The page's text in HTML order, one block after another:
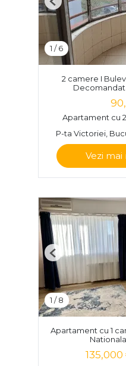
1 /6
Previous
2 camere I
Decomandat
Apartament cu
P-ta Victoriei,
Vezi
1 /8
Previous
Apartament cu 1
Nationala